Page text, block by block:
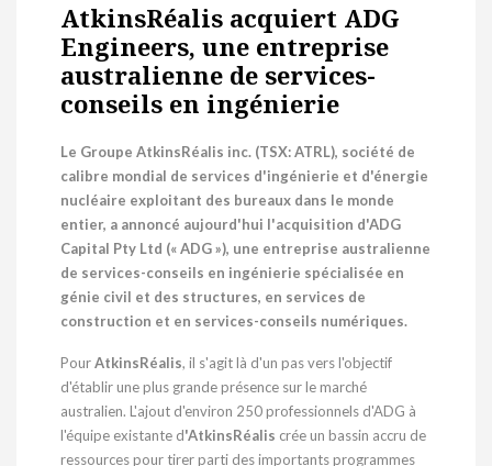
AtkinsRéalis acquiert ADG
Engineers, une entreprise
australienne de services-
conseils en ingénierie
Le Groupe AtkinsRéalis inc. (TSX: ATRL), société de
calibre mondial de services d'ingénierie et d'énergie
nucléaire exploitant des bureaux dans le monde
entier, a annoncé aujourd'hui l'acquisition d'ADG
Capital Pty Ltd (« ADG »), une entreprise australienne
de services-conseils en ingénierie spécialisée en
génie civil et des structures, en services de
construction et en services-conseils numériques.
PourAtkinsRéalis, il s'agit là d'un pas vers l'objectif
d'établir une plus grande présence sur le marché
australien. L'ajout d'environ 250 professionnels d'ADG à
l'équipe existante d'AtkinsRéalis crée un bassin accru de
ressources pour tirer parti des importants programmes